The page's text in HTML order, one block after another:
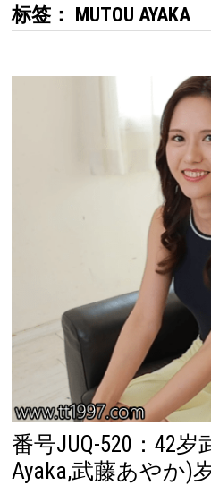
标签： MUTOU AYAKA
番号JUQ-520：42岁
Ayaka,武藤あやか)